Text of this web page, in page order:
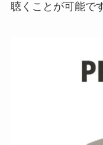
聴くことが可能で